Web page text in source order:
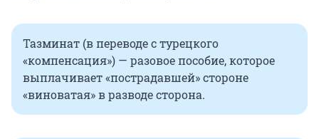
Тазминат (в переводе с турецкого
«компенсация») — разовое пособие, которое
выплачивает «пострадавшей» стороне
«виноватая» в разводе сторона.